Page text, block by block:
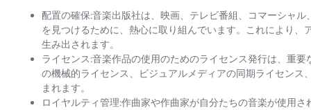
配置の確保:音楽出版社は、映画、テレビ番組、コマーシャ
を見つけるために、熱心に取り組んでいます。これにより
生み出されます。
ライセンス:音楽作品の使用のためのライセンス発行は、重
の機械的ライセンス、ビジュアルメディアの同期ライセン
まれます。
ロイヤルティ管理:作曲家や作曲家が自分たちの音楽が使用